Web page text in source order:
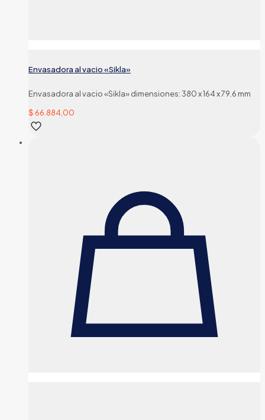
Envasadora al vacio «Sikla»
Envasadora al vacio «Sikla» dimensiones: 380 x 164 x 79.6 mm
$ 66.884,00